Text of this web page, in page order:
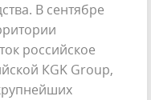
В сентябре
российское
КGK Group,